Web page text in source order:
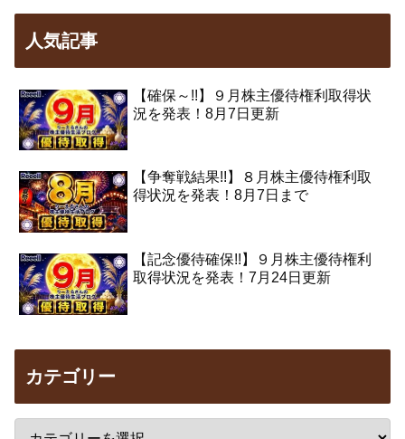
人気記事
【確保～!!】９月株主優待権利取得状
況を発表！8月7日更新
【争奪戦結果!!】８月株主優待権利取
得状況を発表！8月7日まで
【記念優待確保!!】９月株主優待権利
取得状況を発表！7月24日更新
カテゴリー